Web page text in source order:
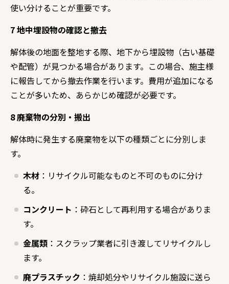
使い分けることが重要です。
7 地中埋設物の確認と撤去
解体後の地面を整地する際、地下から埋設物（古い基礎
や配管）が見つかる場合があります。この場合、施主様
に報告してから撤去作業を行います。費用が追加になる
ことが多いため、あらかじめ確認が必要です。
8 廃棄物の分別・搬出
解体時に発生する廃棄物を以下の種類ごとに分別しま
す。
木材 ：リサイクル可能なものと不可のものに分け
る。
コンクリート ：砕石として再利用する場合がありま
す。
金属類 ：スクラップ業者に引き渡してリサイクルし
ます。
廃プラスチック ：焼却処分やリサイクル施設に送ら